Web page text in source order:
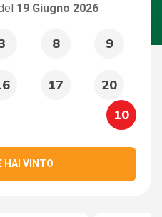
19 Giugno 2026
8 9
17 20
10
HAI VINTO